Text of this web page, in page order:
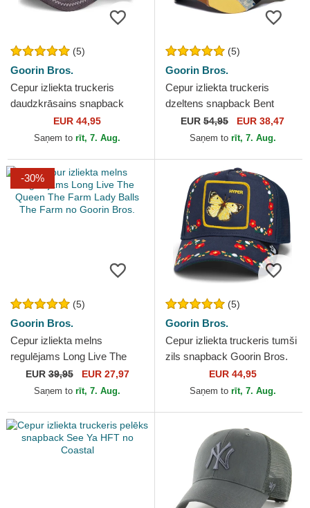
(5)
Goorin Bros.
Cepur izliekta truckeris
daudzkrāsains snapback
Social Remix The Farm no
Goorin Bros.
EUR 44,95
Saņem to rīt, 7. Aug.
(5)
Goorin Bros.
Cepur izliekta truckeris
dzeltens snapback Bent
Transform Farmigami The
Farm no Goorin Bros.
EUR 54,95 EUR 38,47
Saņem to rīt, 7. Aug.
-30%
(5)
Goorin Bros.
Cepur izliekta melns
regulējams Long Live The
Queen The Farm Lady Balls
The Farm no Goorin Bros.
EUR39,95 EUR 27,97
Saņem to rīt, 7. Aug.
(5)
Goorin Bros.
Cepur izliekta truckeris tumši
zils snapback Goorin Bros.
Butterfly Hyper Active Flora
Fauna The...
EUR 44,95
Saņem to rīt, 7. Aug.